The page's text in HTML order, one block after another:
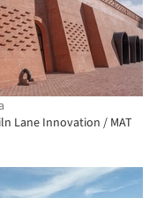
Lane Innovation / MAT